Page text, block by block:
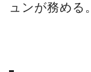
ュンが務める。